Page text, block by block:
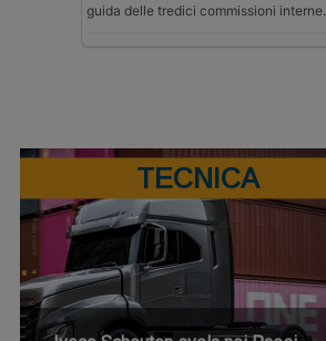
guida delle tredici commissioni interne.
TECNICA